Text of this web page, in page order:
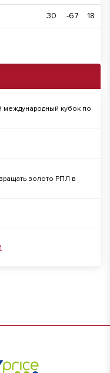
30 -67 18
международный кубок по
золото РПЛ в